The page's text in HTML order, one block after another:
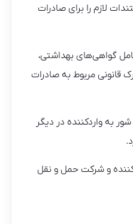
لازم را برای صادرات
گواهی‌های بهداشتی،
قانونی مربوط به صادرات
به واردکننده در دیگر
و شرکت حمل و نقل